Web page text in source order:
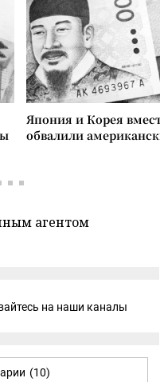
Япония и Корея
обвалили
агентом
на наши каналы
(10)